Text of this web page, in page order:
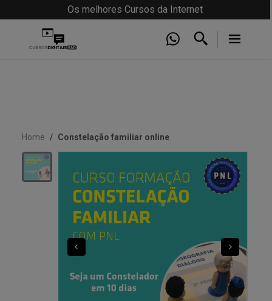
Os melhores Cursos da Internet
Home Constelação familiar online